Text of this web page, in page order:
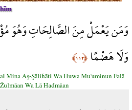
وَمَن يَعْمَلْ مِنَ الصَّالِحَاتِ وَهُوَ
وَلَا هَضْمًا﴿١١٢﴾
Mina Aş-Şāliĥāti Wa Huwa Mu'uminun Falā
Wa Lā Hađmāan